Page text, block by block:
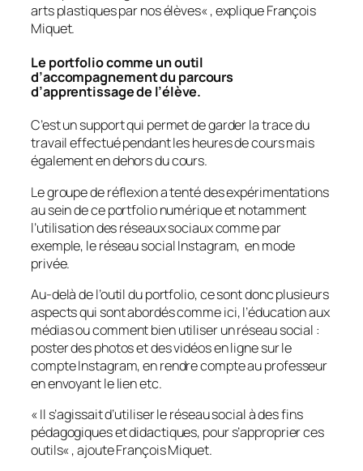
arts plastiques par nos élèves« , explique François
Miquet.
Le portfolio comme un outil
d’accompagnement du parcours
d’apprentissage de l’élève.
C’est un support qui permet de garder la trace du
travail effectué pendant les heures de cours mais
également en dehors du cours.
Le groupe de réflexion a tenté des expérimentations
au sein de ce portfolio numérique et notamment
l’utilisation des réseaux sociaux comme par
exemple, le réseau social Instagram, en mode
privée.
Au-delà de l’outil du portfolio, ce sont donc plusieurs
aspects qui sont abordés comme ici, l’éducation aux
médias ou comment bien utiliser un réseau social :
poster des photos et des vidéos en ligne sur le
compte Instagram, en rendre compte au professeur
en envoyant le lien etc.
«Il s’agissait d’utiliser le réseau social à des fins
pédagogiques et didactiques, pour s’approprier ces
outils« , ajoute François Miquet.